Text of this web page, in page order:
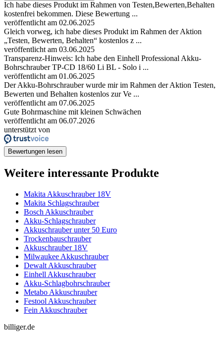
Ich habe dieses Produkt im Rahmen von Testen,Bewerten,Behalten
kostenfrei bekommen. Diese Bewertung ...
veröffentlicht am 02.06.2025
Gleich vorweg, ich habe dieses Produkt im Rahmen der Aktion
„Testen, Bewerten, Behalten“ kostenlos z ...
veröffentlicht am 03.06.2025
Transparenz-Hinweis: Ich habe den Einhell Professional Akku-
Bohrschrauber TP-CD 18/60 Li BL - Solo i ...
veröffentlicht am 01.06.2025
Der Akku-Bohrschrauber wurde mir im Rahmen der Aktion Testen,
Bewerten und Behalten kostenlos zur Ve ...
veröffentlicht am 07.06.2025
Gute Bohrmaschine mit kleinen Schwächen
veröffentlicht am 06.07.2026
unterstützt von
Bewertungen lesen
Weitere interessante Produkte
Makita Akkuschrauber 18V
Makita Schlagschrauber
Bosch Akkuschrauber
Akku-Schlagschrauber
Akkuschrauber unter 50 Euro
Trockenbauschrauber
Akkuschrauber 18V
Milwaukee Akkuschrauber
Dewalt Akkuschrauber
Einhell Akkuschrauber
Akku-Schlagbohrschrauber
Metabo Akkuschrauber
Festool Akkuschrauber
Fein Akkuschrauber
billiger.de